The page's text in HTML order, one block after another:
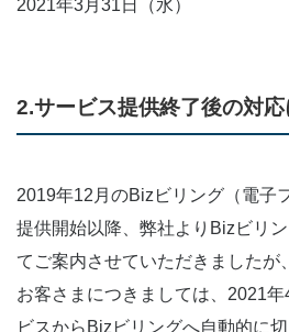
2021年3月31日（水）
2.サービス提供終了後の対
2019年12月のBizビリング（電子
提供開始以降、弊社よりBizビリ
てご案内させていただきましたが
お客さまにつきましては、2021
ビスからBizビリングへ自動的に